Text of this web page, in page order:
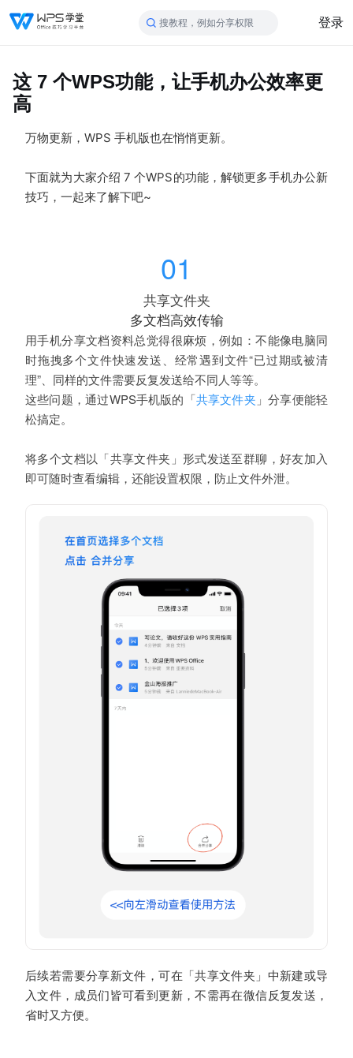
搜教程，例如分享权限 登录
这 7 个WPS功能，让手机办公效率更
高
万物更新，WPS 手机版也在悄悄更新。
下面就为大家介绍 7 个WPS的功能，解锁更多手机办公新
技巧，一起来了解下吧~
01
共享文件夹
多文档高效传输
用手机分享文档资料总觉得很麻烦，例如：不能像电脑同
时拖拽多个文件快速发送、 经常遇到文件“已过期或被清
理”、同样的文件需要反复发送给不同人等等。
这些问题，通过WPS手机版的「共享文件夹 」分享便能轻
松搞定。
将多个文档以「共享文件夹」形式发送至群聊，好友加入
即可随时查看编辑，还能设置权限，防止文件外泄。
后续若需要分享新文件，可在「共享文件夹」中新建或导
入文件，成员们皆可看到更新，不需再在微信反复发送，
省时又方便。